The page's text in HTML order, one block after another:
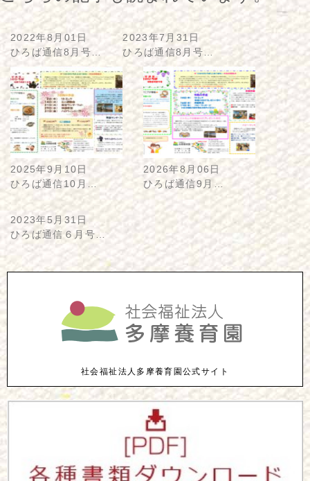
2022年8月01日
ひろば通信8月号…
2023年7月31日
ひろば通信8月号…
2025年9月10日
ひろば通信10月…
2026年8月06日
ひろば通信9月…
2023年5月31日
ひろば通信６月号…
社会福祉法人多摩養育園公式サイト